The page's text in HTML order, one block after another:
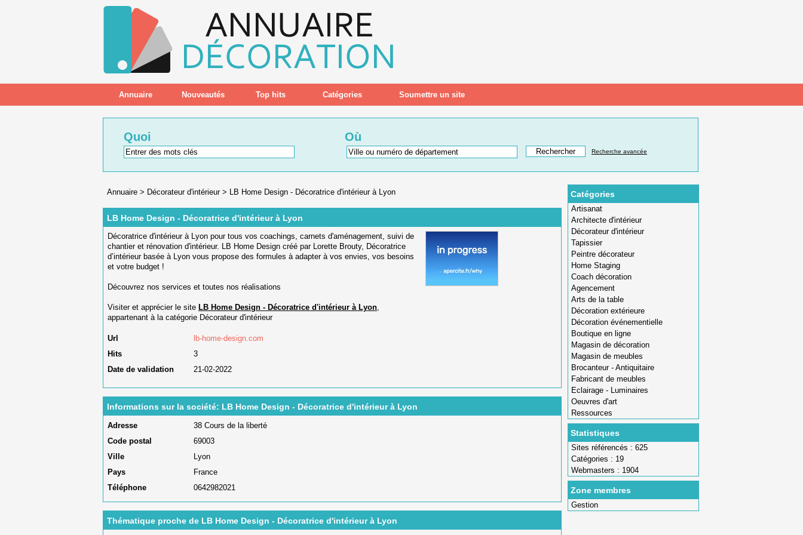
Annuaire Nouveautés Top hits Catégories Soumettre un site
Quoi Où
Recherche avancée
Catégories
Artisanat
Architecte d'intérieur
Décorateur d'intérieur
Tapissier
Peintre décorateur
Home Staging
Coach décoration
Agencement
Arts de la table
Décoration extérieure
Décoration événementielle
Boutique en ligne
Magasin de décoration
Magasin de meubles
Brocanteur - Antiquitaire
Fabricant de meubles
Eclairage - Luminaires
Oeuvres d'art
Ressources
Statistiques
Sites référencés : 625
Catégories : 19
Webmasters : 1904
Zone membres
Gestion
Annuaire > Décorateur d'intérieur> LB Home Design - Décoratrice d'intérieur à Lyon
LB Home Design - Décoratrice d'intérieur à Lyon
Décoratrice d'intérieur à Lyon pour tous vos coachings, carnets d'aménagement, suivi de
chantier et rénovation d'intérieur. LB Home Design créé par Lorette Brouty, Décoratrice
d’intérieur basée à Lyon vous propose des formules à adapter à vos envies, vos besoins
et votre budget !
Découvrez nos services et toutes nos réalisations
Visiter et apprécier le site LB Home Design - Décoratrice d'intérieur à Lyon,
appartenant à la catégorie Décorateur d'intérieur
Url
lb-home-design.com
Hits
3
Date de validation
21-02-2022
Informations sur la société: LB Home Design - Décoratrice d'intérieur à Lyon
Adresse
38 Cours de la liberté
Code postal
69003
Ville
Lyon
Pays
France
Téléphone
0642982021
Thématique proche de LB Home Design - Décoratrice d'intérieur à Lyon